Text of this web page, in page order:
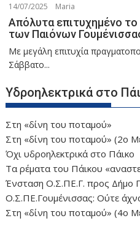
14/07/2025 Maria
Απόλυτα επιτυχημένο
των Παιόνων
Με μεγάλη επιτυχία
Σάββατο...
Υδροηλεκτρικά στο
Στη «δίνη του ποταμού»
Στη «δίνη του ποταμού» (2ο
Όχι υδροηλεκτρικά στο Πάικο
Τα ρέματα του Πάικου
Ένσταση Ο.Σ.ΠΕ.Γ. προς Δήμο
Ο.Σ.ΠΕ.Γουμένισσας: Ούτε
Στη «δίνη του ποταμού» (4ο